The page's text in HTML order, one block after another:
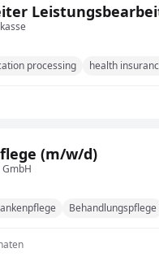
processing health
(m/w/d)
Behandlungspflege